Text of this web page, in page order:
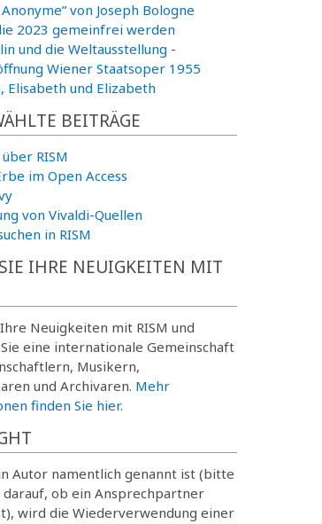
Anonyme” von Joseph Bologne
2023 gemeinfrei werden
und die Weltausstellung -
Wiener Staatsoper 1955
Elisabeth und Elizabeth
BEITRÄGE
RISM
im Open Access
von Vivaldi-Quellen
in RISM
IHRE NEUIGKEITEN MIT
Neuigkeiten mit RISM und
eine internationale Gemeinschaft
Musikern,
und Archivaren. Mehr
finden Sie hier.
Autor namentlich genannt ist (bitte
darauf, ob ein Ansprechpartner
wird die Wiederverwendung einer